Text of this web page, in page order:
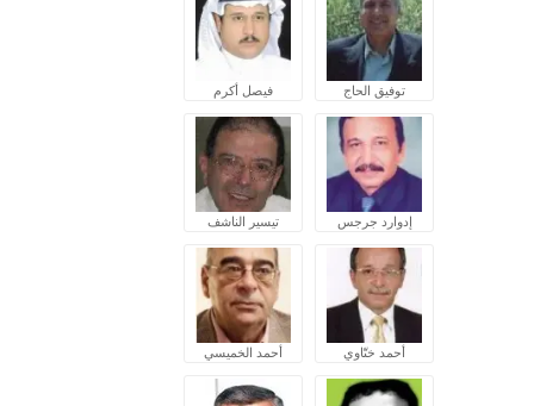
توفيق الحاج فيصل أكرم
إدوارد جرجس تيسير الناشف
أحمد ختّاوي أحمد الخميسي